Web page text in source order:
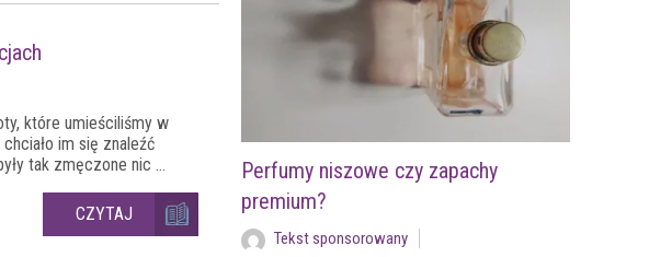
które umieściliśmy w
im się znaleźć
tak zmęczone nic ...
CZYTAJ
Perfumy niszowe czy zapachy
premium?
Tekst sponsorowany